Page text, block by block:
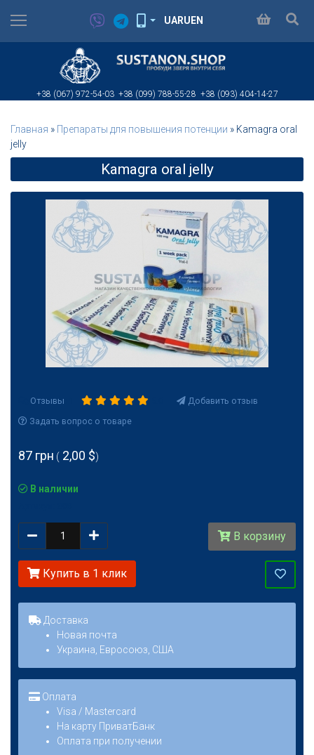
UARUEN
+38 (067) 972-54-03 +38 (099) 788-55-28 +38 (093) 404-14-27
Главная » Препараты для повышения потенции » Kamagra oral
jelly
Kamagra oral jelly
Отзывы
Добавить отзыв
Задать вопрос о товаре
87 грн ( 2,00 $)
В наличии
Количество
В корзину
Купить в 1 клик
Доставка
Новая почта
Украина, Евросоюз, США
Оплата
Visa / Mastercard
На карту ПриватБанк
Оплата при получении